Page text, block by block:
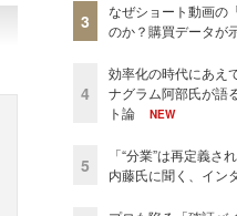
3
なぜショート動画の
のか？購買データが
4
効率化の時代にあえ
ナグラム阿部氏が語
ト論
NEW
5
「“分業”は再定義さ
内藤氏に聞く、イン